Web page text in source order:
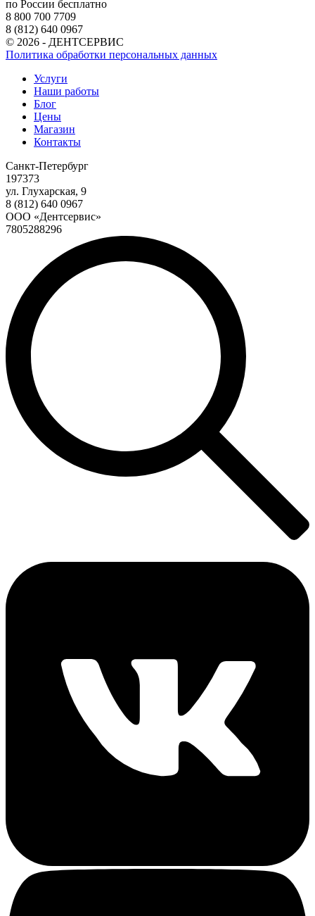
по России бесплатно
8 800 700 7709
8 (812) 640 0967
© 2026 - ДЕНТСЕРВИС
Политика обработки персональных данных
Услуги
Наши работы
Блог
Цены
Магазин
Контакты
Санкт-Петербург
197373
ул. Глухарская, 9
8 (812) 640 0967
ООО «Дентсервис»
7805288296